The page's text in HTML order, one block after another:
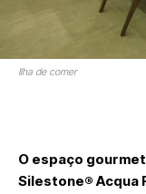
Ilha de comer
O espaço
Silestone® Acqua